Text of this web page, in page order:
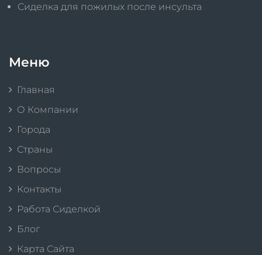
Сиделка для пожилых после инсульта
Меню
Главная
О Компании
Города
Страны
Вопросы
Контакты
Работа Сиделкой
Блог
Карта Сайта